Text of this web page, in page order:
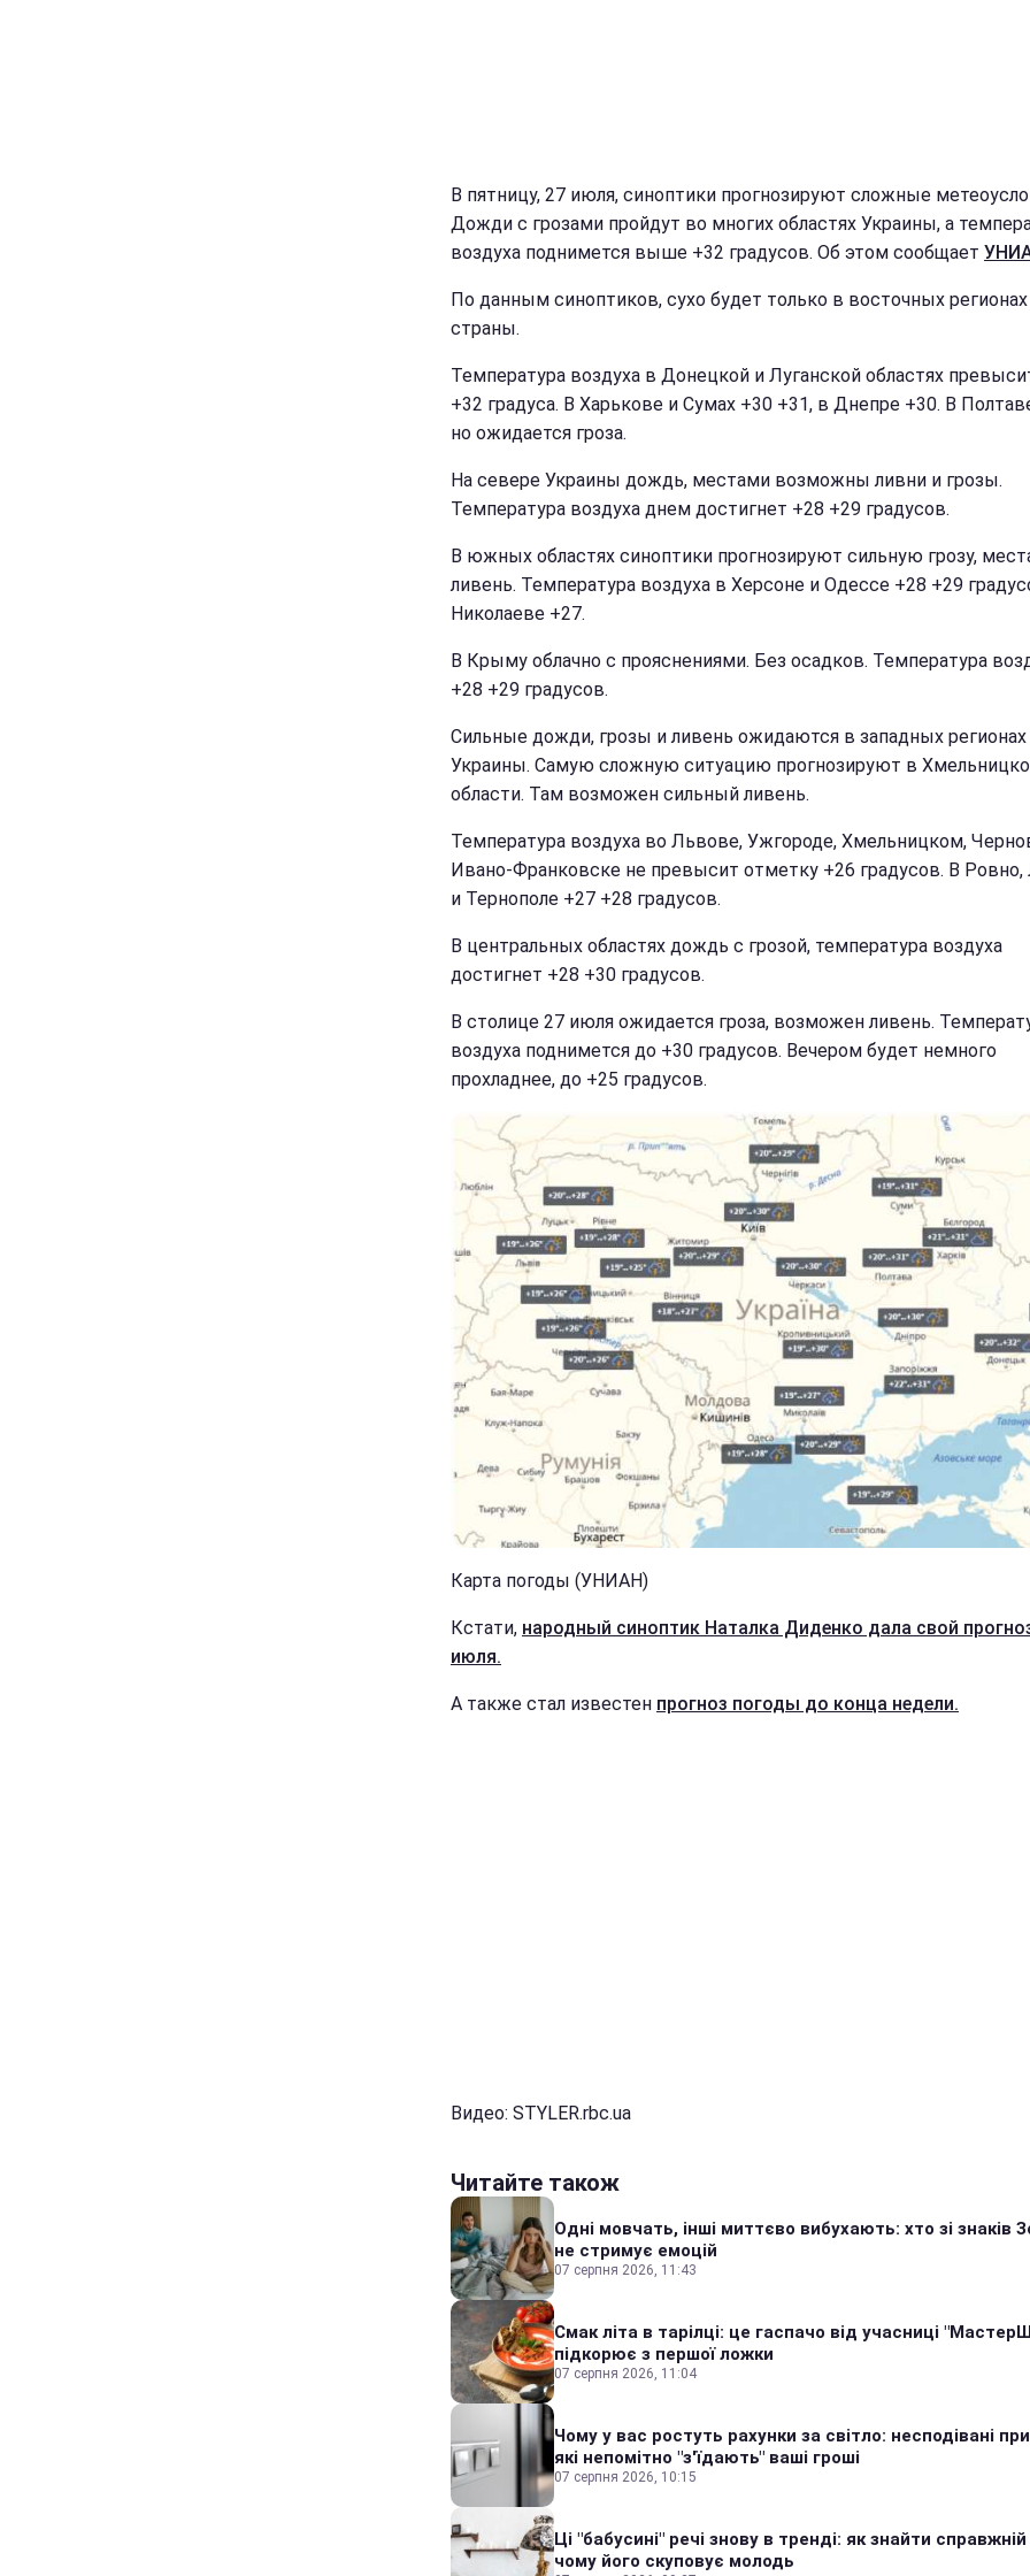
В пятницу, 27 июля, синоптики прогнозируют сложные
Дожди с грозами пройдут во многих областях Украины, а
воздуха поднимется выше +32 градусов. Об этом сообщает
По данным синоптиков, сухо будет только в восточных регионах
страны.
Температура воздуха в Донецкой и Луганской областях
+32 градуса. В Харькове и Сумах +30 +31, в Днепре +30. В
но ожидается гроза.
На севере Украины дождь, местами возможны ливни и грозы.
Температура воздуха днем достигнет +28 +29 градусов.
В южных областях синоптики прогнозируют сильную грозу,
ливень. Температура воздуха в Херсоне и Одессе +28 +29
Николаеве +27.
В Крыму облачно с прояснениями. Без осадков. Температура
+28 +29 градусов.
Сильные дожди, грозы и ливень ожидаются в западных регионах
Украины. Самую сложную ситуацию прогнозируют в
области. Там возможен сильный ливень.
Температура воздуха во Львове, Ужгороде, Хмельницком,
Ивано-Франковске не превысит отметку +26 градусов. В Ровно,
и Тернополе +27 +28 градусов.
В центральных областях дождь с грозой, температура воздуха
достигнет +28 +30 градусов.
В столице 27 июля ожидается гроза, возможен ливень.
воздуха поднимется до +30 градусов. Вечером будет немного
прохладнее, до +25 градусов.
Карта погоды (УНИАН)
Кстати, народный синоптик Наталка Диденко дала свой
июля.
А также стал известен прогноз погоды до конца недели.
Видео: STYLER.rbc.ua
Читайте також
Одні мовчать, інші миттєво вибухають: хто зі знаків
не стримує емоцій
07 серпня 2026, 11:43
Смак літа в тарілці: це гаспачо від учасниці
підкорює з першої ложки
07 серпня 2026, 11:04
Чому у вас ростуть рахунки за світло: несподівані
які непомітно "з'їдають" ваші гроші
07 серпня 2026, 10:15
Ці "бабусині" речі знову в тренді: як знайти справжній
чому його скуповує молодь